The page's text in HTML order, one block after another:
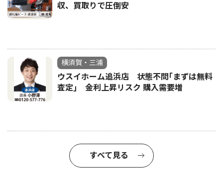
収、買取りで圧倒安
横須賀・三浦
ウスイホーム追浜店 状態不問｢まずは無料
査定｣ 金利上昇リスク 購入需要増
すべて見る